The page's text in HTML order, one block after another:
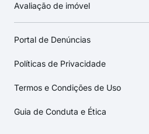
Avaliação de imóvel
Portal de Denúncias
Políticas de Privacidade
Termos e Condições de Uso
Guia de Conduta e Ética